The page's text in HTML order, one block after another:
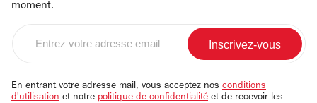
moment.
email
En entrant votre adresse mail, vous acceptez nos conditions
d'utilisation et notre politique de confidentialité et de recevoir les